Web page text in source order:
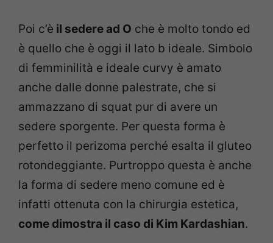
Poi c’è il sedere ad O che è molto tondo ed
è quello che è oggi il lato b ideale. Simbolo
di femminilità e ideale curvy è amato
anche dalle donne palestrate, che si
ammazzano di squat pur di avere un
sedere sporgente. Per questa forma è
perfetto il perizoma perché esalta il gluteo
rotondeggiante. Purtroppo questa è anche
la forma di sedere meno comune ed è
infatti ottenuta con la chirurgia estetica,
come dimostra il caso di Kim Kardashian.